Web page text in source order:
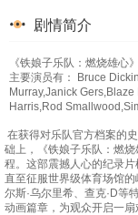
剧情简介
《铁娘子乐队：燃烧雄心
主要演员有： Bruce
Murray,Janick Gers,Blaze
Harris,Rod
在获得对乐队官方档案的
础上，《铁娘子乐队：燃
程。这部震撼人心的纪录
直至征服世界级体育场馆
尔斯·乌尔里希、查克·D等
动画篇章，为观众开启一